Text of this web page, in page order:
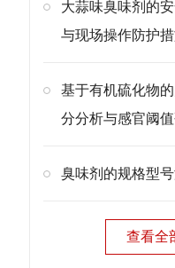
大蒜味臭味剂的
与现场操作防护
基于有机硫化物
分分析与感官阈
臭味剂的规格型
查看全